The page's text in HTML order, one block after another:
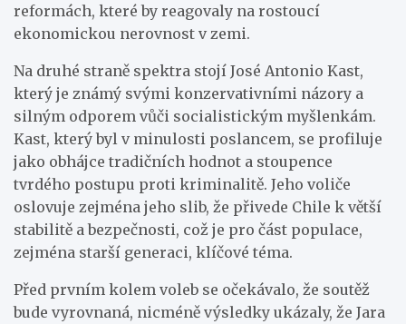
reformách, které by reagovaly na rostoucí
ekonomickou nerovnost v zemi.
Na druhé straně spektra stojí José Antonio Kast,
který je známý svými konzervativními názory a
silným odporem vůči socialistickým myšlenkám.
Kast, který byl v minulosti poslancem, se profiluje
jako obhájce tradičních hodnot a stoupence
tvrdého postupu proti kriminalitě. Jeho voliče
oslovuje zejména jeho slib, že přivede Chile k větší
stabilitě a bezpečnosti, což je pro část populace,
zejména starší generaci, klíčové téma.
Před prvním kolem voleb se očekávalo, že soutěž
bude vyrovnaná, nicméně výsledky ukázaly, že Jara